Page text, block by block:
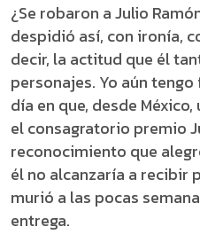
¿Se robaron a Julio
despidió así, con ironía,
decir, la actitud que él
personajes. Yo aún
día en que, desde
el consagratorio premio
reconocimiento que
él no alcanzaría a recibir
murió a las pocas
entrega.